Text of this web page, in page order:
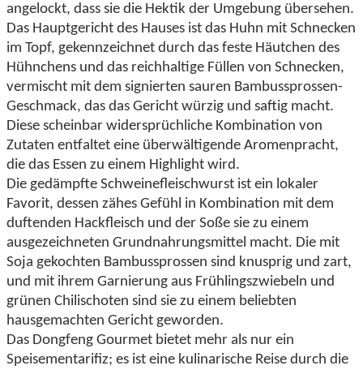
angelockt, dass sie die Hektik der Umgebung übersehen.
Das Hauptgericht des Hauses ist das Huhn mit Schnecken
im Topf, gekennzeichnet durch das feste Häutchen des
Hühnchens und das reichhaltige Füllen von Schnecken,
vermischt mit dem signierten sauren Bambussprossen-
Geschmack, das das Gericht würzig und saftig macht.
Diese scheinbar widersprüchliche Kombination von
Zutaten entfaltet eine überwältigende Aromenpracht,
die das Essen zu einem Highlight wird.
Die gedämpfte Schweinefleischwurst ist ein lokaler
Favorit, dessen zähes Gefühl in Kombination mit dem
duftenden Hackfleisch und der Soße sie zu einem
ausgezeichneten Grundnahrungsmittel macht. Die mit
Soja gekochten Bambussprossen sind knusprig und zart,
und mit ihrem Garnierung aus Frühlingszwiebeln und
grünen Chilischoten sind sie zu einem beliebten
hausgemachten Gericht geworden.
Das Dongfeng Gourmet bietet mehr als nur ein
Speisementarifiz; es ist eine kulinarische Reise durch die